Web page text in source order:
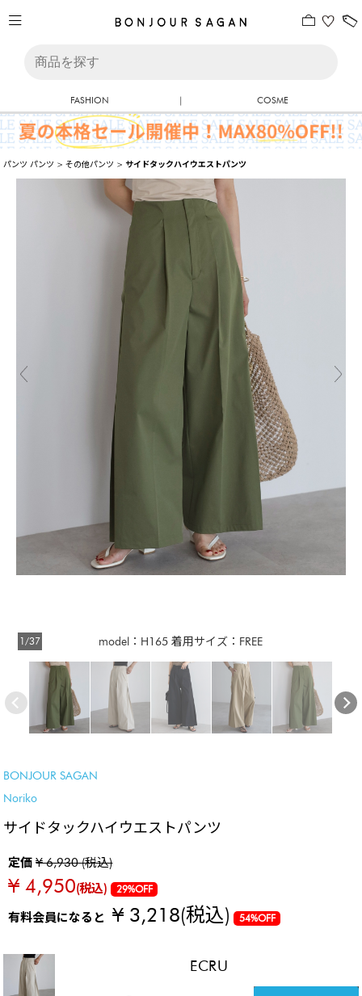
FASHION | COSME
パンツ パンツ >その他パンツ > サイドタックハイウエストパンツ
model：H165 着用サイズ：FREE
1/37
BONJOUR SAGAN
Noriko
サイドタックハイウエストパンツ
定価¥ 6,930 (税込)
¥ 4,950(税込) 29%OFF
有料会員になると¥ 3,218(税込) 54%OFF
ECRU